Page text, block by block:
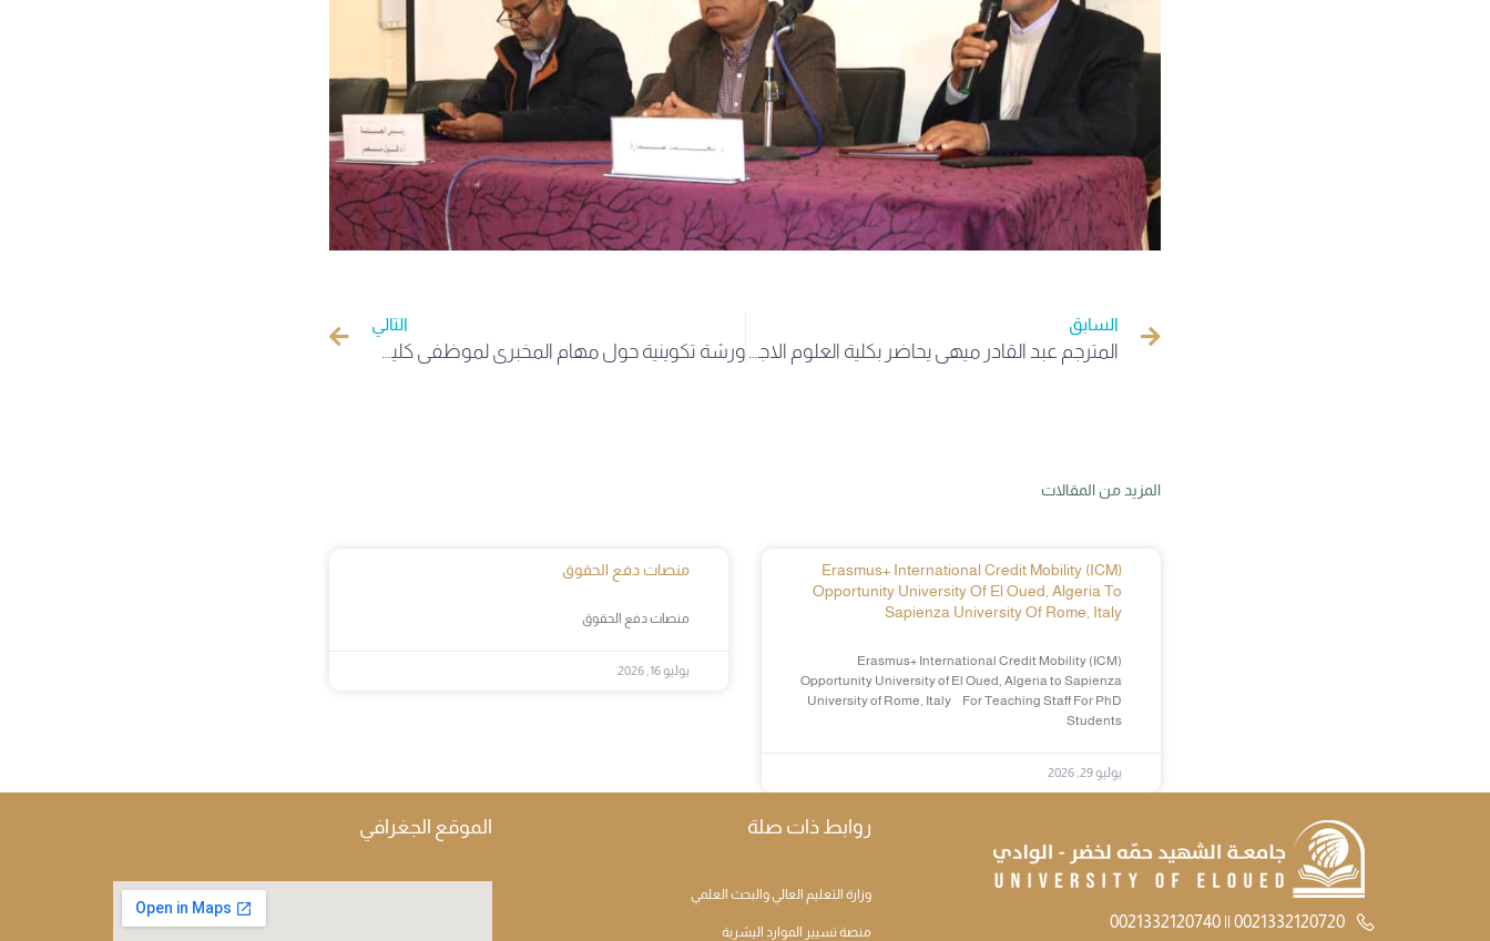
السابق التالي
المزيد من المقالات
Erasmus+ International Credit Mobility (ICM)
Opportunity University Of El Oued, Algeria To
Sapienza University Of Rome, Italy
Erasmus+ International Credit Mobility (ICM)
Opportunity University of El Oued, Algeria to Sapienza
University of Rome, Italy For Teaching Staff For PhD
Students
يوليو 29, 2026
منصات دفع الحقوق
منصات دفع الحقوق
يوليو 16, 2026
0021332120720 || 0021332120740
روابط ذات صلة
وزارة التعليم العالي والبحث العلمي
منصة تسيير الموارد اليشرية
الموقع الجغرافي